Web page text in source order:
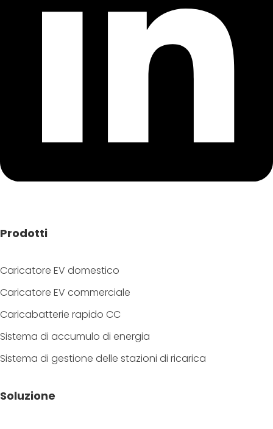
Prodotti
Caricatore EV domestico
Caricatore EV commerciale
Caricabatterie rapido CC
Sistema di accumulo di energia
Sistema di gestione delle stazioni di ricarica
Soluzione